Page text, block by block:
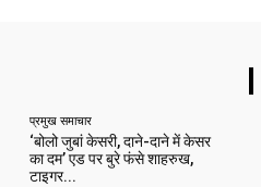
प्रमुख समाचार‎
‘बोलो जुबां केसरी, दाने-दाने में केसर
का दम’ एड पर बुरे फंसे शाहरुख,
टाइगर...